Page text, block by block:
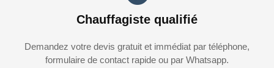
Chauffagiste qualifié
Demandez votre devis gratuit et immédiat par téléphone,
formulaire de contact rapide ou par Whatsapp.